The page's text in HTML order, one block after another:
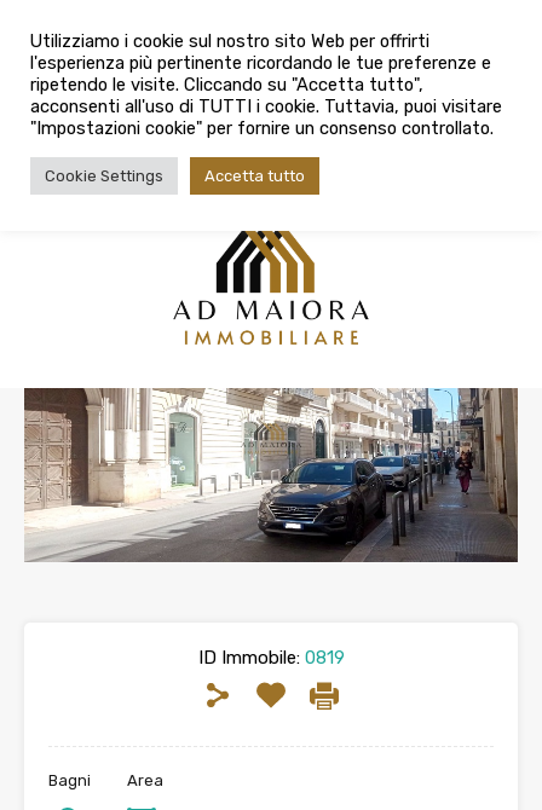
080 3759025
Home Vendita
Prestigioso locale commerciale in
vendita in centro a Bitonto
Via Giuseppe Verdi, 17, 70032 Bitonto BA, Italia
Vendita
€320.000,00
ID Immobile:0819
Bagni Area
Utilizziamo i cookie sul nostro sito Web per offrirti
l'esperienza più pertinente ricordando le tue preferenze e
ripetendo le visite. Cliccando su "Accetta tutto",
acconsenti all'uso di TUTTI i cookie. Tuttavia, puoi visitare
"Impostazioni cookie" per fornire un consenso controllato.
Cookie Settings Accetta tutto